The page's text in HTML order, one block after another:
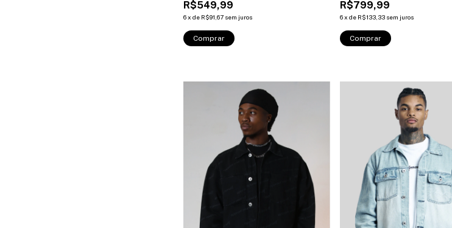
R$549,99
6x de R$91,67 sem juros
Comprar
R$799,99
6 x de R$133,33 sem juros
Comprar